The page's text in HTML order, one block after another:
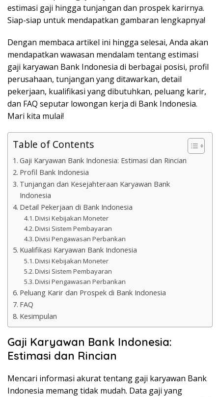
estimasi gaji hingga tunjangan dan prospek karirnya.
Siap-siap untuk mendapatkan gambaran lengkapnya!
Dengan membaca artikel ini hingga selesai, Anda akan
mendapatkan wawasan mendalam tentang estimasi
gaji karyawan Bank Indonesia di berbagai posisi, profil
perusahaan, tunjangan yang ditawarkan, detail
pekerjaan, kualifikasi yang dibutuhkan, peluang karir,
dan FAQ seputar lowongan kerja di Bank Indonesia.
Mari kita mulai!
Table of Contents
Gaji Karyawan Bank Indonesia: Estimasi dan Rincian
Profil Bank Indonesia
Tunjangan dan Kesejahteraan Karyawan Bank
Indonesia
Detail Pekerjaan di Bank Indonesia
Divisi Kebijakan Moneter
Divisi Sistem Pembayaran
Divisi Pengawasan Perbankan
Kualifikasi Karyawan Bank Indonesia
Divisi Kebijakan Moneter
Divisi Sistem Pembayaran
Divisi Pengawasan Perbankan
Peluang Karir dan Prospek di Bank Indonesia
FAQ
Kesimpulan
Gaji Karyawan Bank Indonesia:
Estimasi dan Rincian
Mencari informasi akurat tentang gaji karyawan Bank
Indonesia memang tidak mudah. Data gaji yang